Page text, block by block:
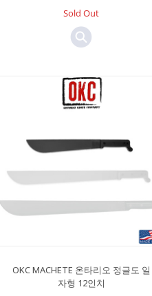
Sold Out
OKC MACHETE 온타리오 정글도 일
자형 12인치